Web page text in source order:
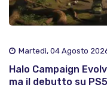
Martedì, 04 Agosto
Halo Campaign
ma il debutto su